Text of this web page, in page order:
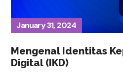
January 31, 2024
Mengenal Identitas
Digital (IKD)